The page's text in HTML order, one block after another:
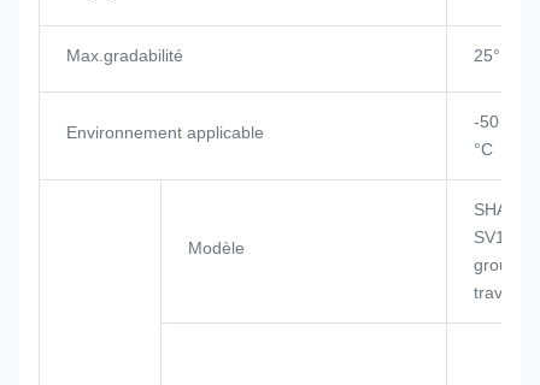
Max.gradabilité 25°
Environnement applicable
-50 °C
°C
Modèle
groupe
travail